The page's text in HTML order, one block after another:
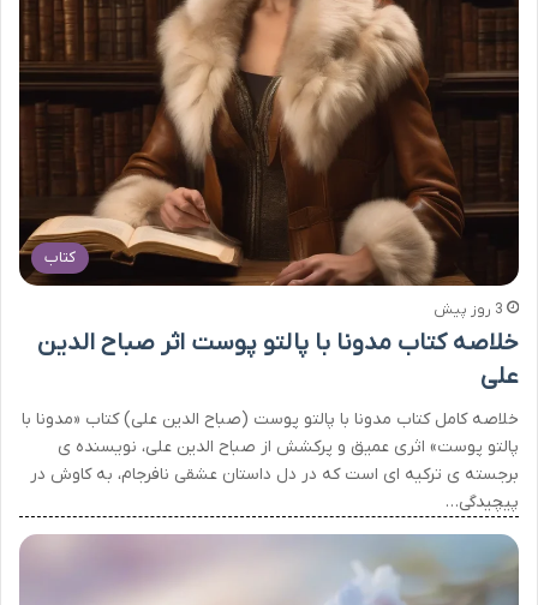
کتاب
3 روز پیش
خلاصه کتاب مدونا با پالتو پوست اثر صباح الدین
علی
خلاصه کامل کتاب مدونا با پالتو پوست (صباح الدین علی) کتاب «مدونا با
پالتو پوست» اثری عمیق و پرکشش از صباح الدین علی، نویسنده ی
برجسته ی ترکیه ای است که در دل داستان عشقی نافرجام، به کاوش در
پیچیدگی…